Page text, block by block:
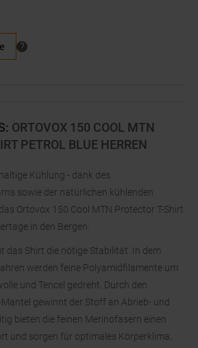
: ORTOVOX 150 COOL MTN
PETROL BLUE HERREN
Kühlung - dank des
sowie der natürlichen kühlenden
Ortovox 150 Cool MTN Protector T-Shirt
in den Bergen.
das Shirt die nötige Stabilität. In dem
werden feine Polyamidfilamente um
und Tencel gedreht. Durch den
gewinnt der Stoff an Abrieb- und
bieten die feinen Merinofasern einen
und sorgen für optimales Körperklima,